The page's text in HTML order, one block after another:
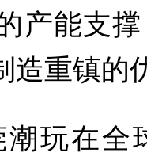
产能支
重镇的
玩在全